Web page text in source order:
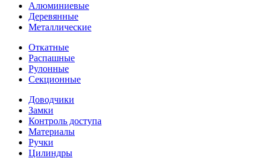
Алюминиевые
Деревянные
Металлические
Откатные
Распашные
Рулонные
Секционные
Доводчики
Замки
Контроль доступа
Материалы
Ручки
Цилиндры